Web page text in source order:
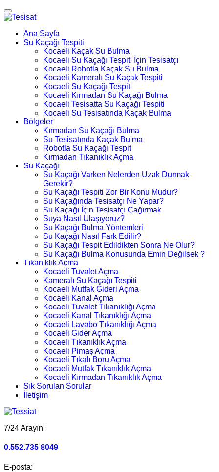
Ana Sayfa
Su Kaçağı Tespiti
Kocaeli Kaçak Su Bulma
Kocaeli Su Kaçağı Tespiti İçin Tesisatçı
Kocaeli Robotla Kaçak Su Bulma
Kocaeli Kameralı Su Kaçak Tespiti
Kocaeli Su Kaçağı Tespiti
Kocaeli Kırmadan Su Kaçağı Bulma
Kocaeli Tesisatta Su Kaçağı Tespiti
Kocaeli Su Tesisatında Kaçak Bulma
Bölgeler
Kırmadan Su Kaçağı Bulma
Su Tesisatında Kaçak Bulma
Robotla Su Kaçağı Tespit
Kırmadan Tıkanıklık Açma
Su Kaçağı
Su Kaçağı Varken Nelerden Uzak Durmak
Gerekir?
Su Kaçağı Tespiti Zor Bir Konu Mudur?
Su Kaçağında Tesisatçı Ne Yapar?
Su Kaçağı İçin Tesisatçı Çağırmak
Suya Nasıl Ulaşıyoruz?
Su Kaçağı Bulma Yöntemleri
Su Kaçağı Nasıl Fark Edilir?
Su Kaçağı Tespit Edildikten Sonra Ne Olur?
Su Kaçağı Bulma Konusunda Emin Değilsek ?
Tıkanıklık Açma
Kocaeli Tuvalet Açma
Kameralı Su Kaçağı Tespiti
Kocaeli Mutfak Gideri Açma
Kocaeli Kanal Açma
Kocaeli Tuvalet Tıkanıklığı Açma
Kocaeli Kanal Tıkanıklığı Açma
Kocaeli Lavabo Tıkanıklığı Açma
Kocaeli Gider Açma
Kocaeli Tıkanıklık Açma
Kocaeli Pimaş Açma
Kocaeli Tıkalı Boru Açma
Kocaeli Mutfak Tıkanıklık Açma
Kocaeli Kırmadan Tıkanıklık Açma
Sık Sorulan Sorular
İletişim
7/24 Arayın:
0.552.735 8049
E-posta: